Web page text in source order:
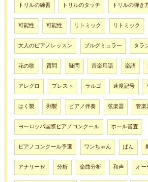
トリルの練習 トリルのタッチ トリルの弾き
可能性 可能性 リトミック リトミック
大人のピアノレッスン ブルグミュラー タラ
花の歌 質問 疑問 音楽用語 楽語
アレグロ プレスト ラルゴ 速度記号
はく製 剥製 ピアノ伴奏 弦楽器 管楽
ヨーロッパ国際ピアノコンクール ホール審査
ピアノコンクール予選 ワンちゃん ぱん
アナリーゼ 分析 楽曲分析 和声 オ